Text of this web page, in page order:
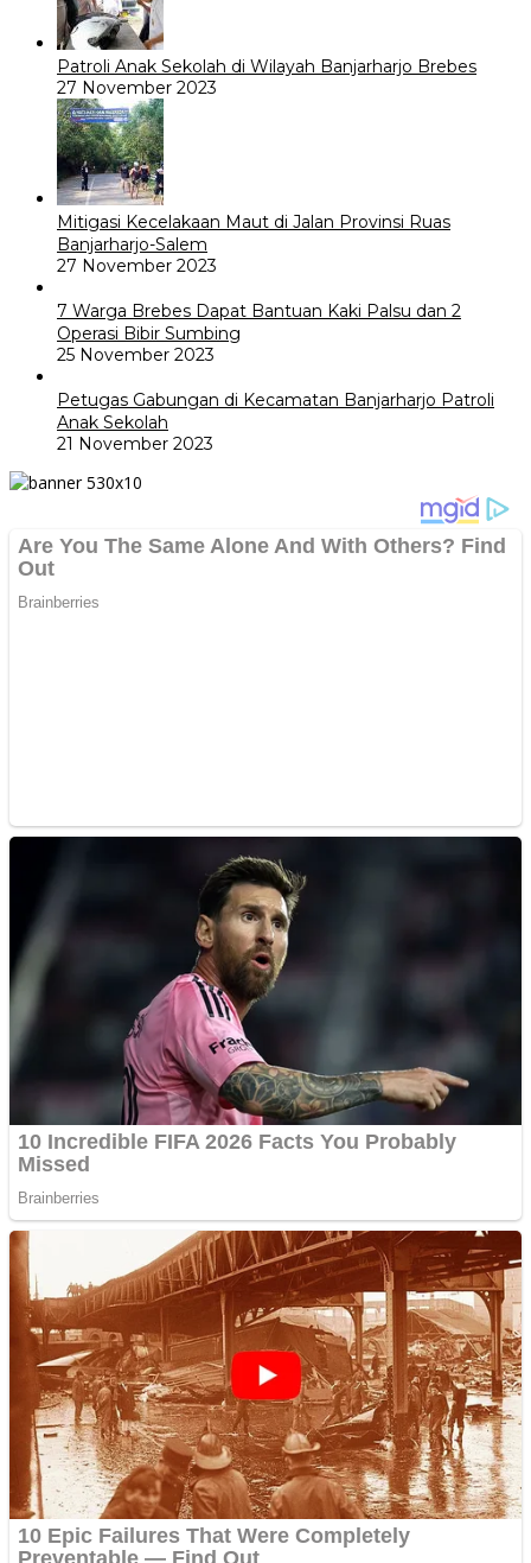
Patroli Anak Sekolah di Wilayah Banjarharjo Brebes
27 November 2023
Mitigasi Kecelakaan Maut di Jalan Provinsi Ruas
Banjarharjo-Salem
27 November 2023
7 Warga Brebes Dapat Bantuan Kaki Palsu dan 2
Operasi Bibir Sumbing
25 November 2023
Petugas Gabungan di Kecamatan Banjarharjo Patroli
Anak Sekolah
21 November 2023